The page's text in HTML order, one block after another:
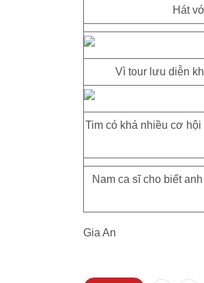
Hát
Vì tour lưu diễn
Tim có khá nhiều cơ
Nam ca sĩ cho biết
Gia An